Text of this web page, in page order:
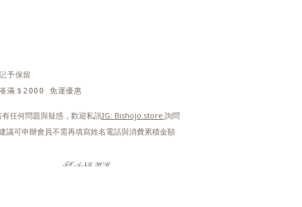
予保留
滿＄2000 免運優惠
有任何問題與疑惑，歡迎私訊IG: Bishojo.store 詢問
議可申辦會員不需再填寫姓名電話與消費累積金額
𝒯ℋ𝒜𝒩𝒦 𝒴𝒪𝒰